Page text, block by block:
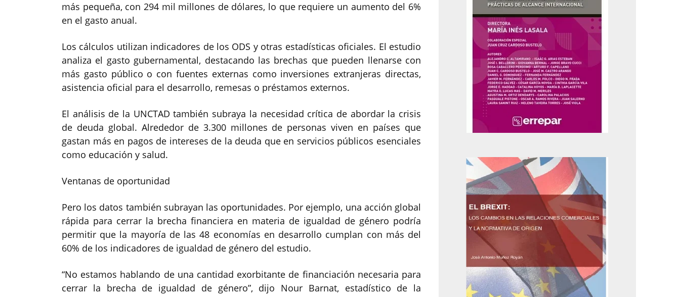
más pequeña, con 294 mil millones de dólares, lo que requiere un aumento del 6%
en el gasto anual.
Los cálculos utilizan indicadores de los ODS y otras estadísticas oficiales. El estudio
analiza el gasto gubernamental, destacando las brechas que pueden llenarse con
más gasto público o con fuentes externas como inversiones extranjeras directas,
asistencia oficial para el desarrollo, remesas o préstamos externos.
El análisis de la UNCTAD también subraya la necesidad crítica de abordar la crisis
de deuda global. Alrededor de 3.300 millones de personas viven en países que
gastan más en pagos de intereses de la deuda que en servicios públicos esenciales
como educación y salud.
Ventanas de oportunidad
Pero los datos también subrayan las oportunidades. Por ejemplo, una acción global
rápida para cerrar la brecha financiera en materia de igualdad de género podría
permitir que la mayoría de las 48 economías en desarrollo cumplan con más del
60% de los indicadores de igualdad de género del estudio.
“No estamos hablando de una cantidad exorbitante de financiación necesaria para
cerrar la brecha de igualdad de género”, dijo Nour Barnat, estadístico de la